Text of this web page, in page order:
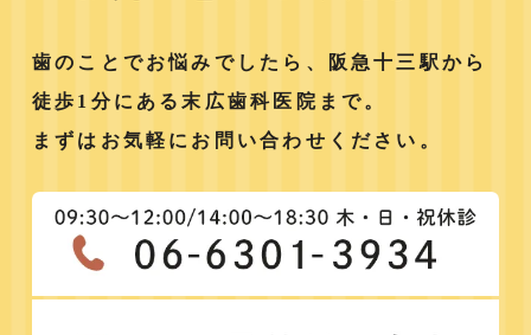
歯のことでお悩みでしたら、阪急十三駅から
徒歩1分にある末広歯科医院まで。
まずはお気軽にお問い合わせください。